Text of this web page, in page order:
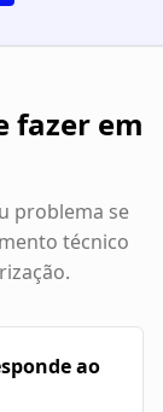
fazer em
problema se
técnico
ao